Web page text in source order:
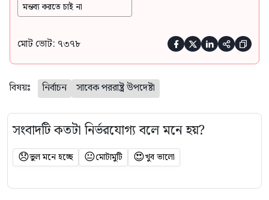
মন্তব্য করতে চাই না
মোট ভোট: ৭৩৭৮     
বিষয়ঃ নির্বাচন সাবেক পররাষ্ট্র উপদেষ্টা
সংবাদটি কতটা নির্ভরযোগ্য বলে মনে হয়?
😞ভুল মনে হচ্ছে 😐মোটামুটি 😍খুব ভালো